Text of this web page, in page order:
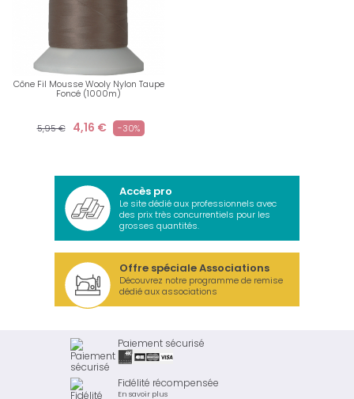
Cône Fil Mousse Wooly Nylon Taupe
Foncé (1000m)
5,95 € 4,16 € -30%
Accès pro
Le site dédié aux professionnels avec
des prix très concurrentiels pour les
grosses quantités.
Offre spéciale Associations
Découvrez notre programme de remise
dédié aux associations
Paiement sécurisé
Fidélité récompensée
En savoir plus